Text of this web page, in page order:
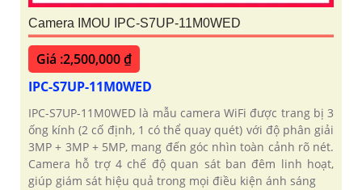
Camera IMOU IPC-S7UP-11M0WED
Giá :2,500,000 ₫
IPC-S7UP-11M0WED
IPC-S7UP-11M0WED là mẫu camera WiFi được trang bị 3
ống kính (2 cố định, 1 có thể quay quét) với độ phân giải
3MP + 3MP + 5MP, mang đến góc nhìn toàn cảnh rõ nét.
Camera hỗ trợ 4 chế độ quan sát ban đêm linh hoạt,
giúp giám sát hiệu quả trong mọi điều kiện ánh sáng